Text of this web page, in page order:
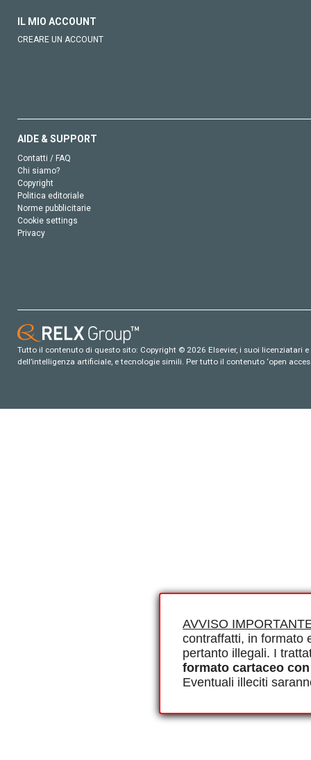
AVVISO
contraffatti, in formato
pertanto illegali. I
formato cartaceo
Eventuali illeciti
IL MIO ACCOUNT
CREARE UN ACCOUNT
AIDE & SUPPORT
Contatti / FAQ
Chi siamo?
Copyright
Politica editoriale
Norme pubblicitarie
Cookie settings
Privacy
Tutto il contenuto di questo sito: Copyright © 2026 Elsevier, i suoi
dell’intelligenza artificiale, e tecnologie simili. Per tutto il contenuto ‘open